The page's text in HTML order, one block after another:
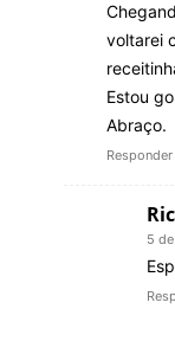
voltarei
Estou
Abraço.
Responder
5